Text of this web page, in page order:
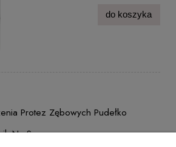
do koszyka
Protez Zębowych Pudełko
Na Szyny